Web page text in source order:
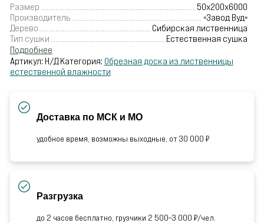
Размер
50х200х6000
Производитель
«Завод Вуд»
Дерево
Сибирская лиственница
Тип сушки
Естественная сушка
Подробнее
Артикул: Н/Д Категория: Обрезная доска из лиственницы
естественной влажности
Доставка по МСК и МО
удобное время, возможны выходные, от 30 000 ₽
Разгрузка
до 2 часов бесплатно, грузчики 2 500–3 000 ₽/чел.